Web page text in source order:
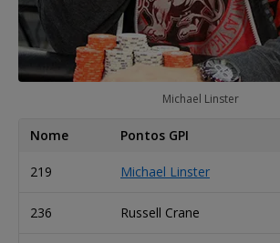
Michael Linster
Nome Pontos GPI
219 Michael Linster
236 Russell Crane